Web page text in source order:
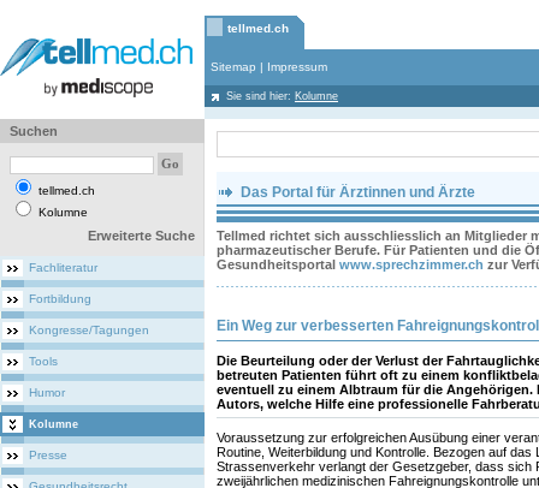
tellmed.ch
Sitemap | Impressum
Sie sind hier: Kolumne
Suchen
tellmed.ch
Kolumne
Erweiterte Suche
Fachliteratur
Fortbildung
Kongresse/Tagungen
Tools
Humor
Kolumne
Presse
Das Portal für Ärztinnen und Ärzte
Tellmed richtet sich ausschliesslich an Mitglieder
pharmazeutischer Berufe. Für Patienten und die
Gesundheitsportal www.sprechzimmer.ch zur
Ein Weg zur verbesserten
Die Beurteilung oder der Verlust der
betreuten Patienten führt oft zu einem
eventuell zu einem Albtraum für die Angehörigen.
Autors, welche Hilfe eine professionelle
Voraussetzung zur erfolgreichen Ausübung einer
Routine, Weiterbildung und Kontrolle. Bezogen auf
Strassenverkehr verlangt der Gesetzgeber, dass sich
zweijährlichen medizinischen Fahreignungskontrolle